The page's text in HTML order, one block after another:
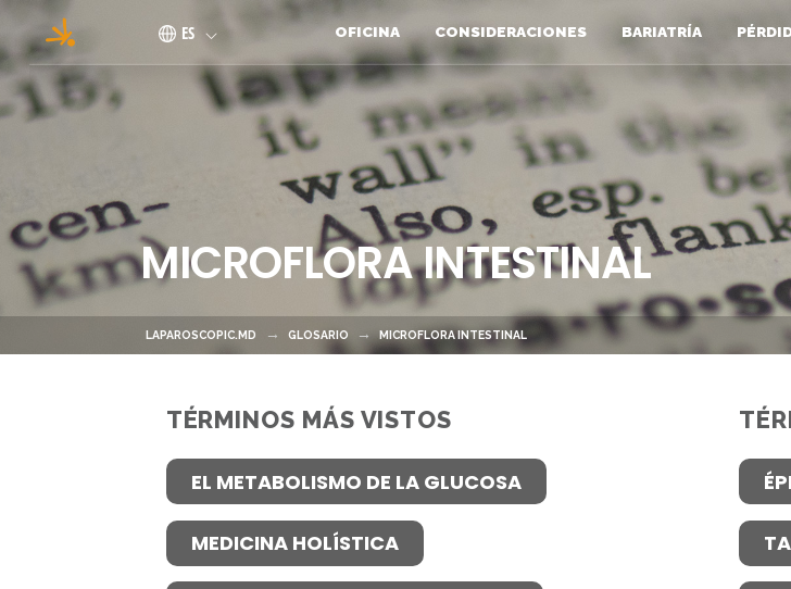
Pasar al contenido principal
ES OFICINA CONSIDERACIONES BARIATRÍA
MICROFLORA INTESTINAL
LAPAROSCOPIC.MD GLOSARIO MICROFLORA INTESTINAL
TÉRMINOS MÁS VISTOS
EL METABOLISMO DE LA GLUCOSA
MEDICINA HOLÍSTICA